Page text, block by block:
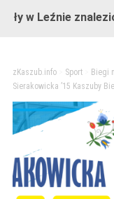
znaleziono
zKaszub.info> Sport> Biegi
Sierakowicka ’15 Kaszuby